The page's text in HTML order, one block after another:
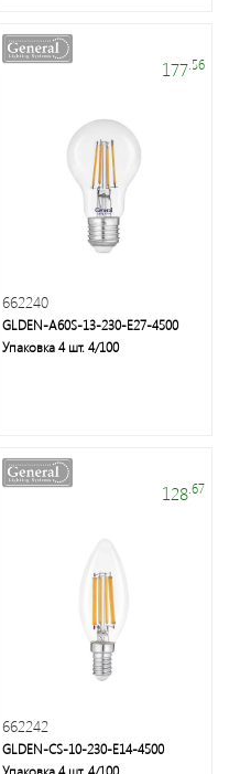
177 .56
662240
GLDEN-A60S-13-230-E27-4500
Упаковка 4 шт. 4/100
128.67
662242
GLDEN-CS-10-230-E14-4500